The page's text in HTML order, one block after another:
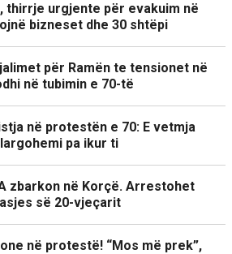
thirrje urgjente për evakuim në
bizneset dhe 30 shtëpi
për Ramën te tensionet në
në tubimin e 70-të
në protestën e 70: E vetmja
pa ikur ti
zbarkon në Korçë. Arrestohet
së 20-vjeçarit
në protestë! “Mos më prek”,